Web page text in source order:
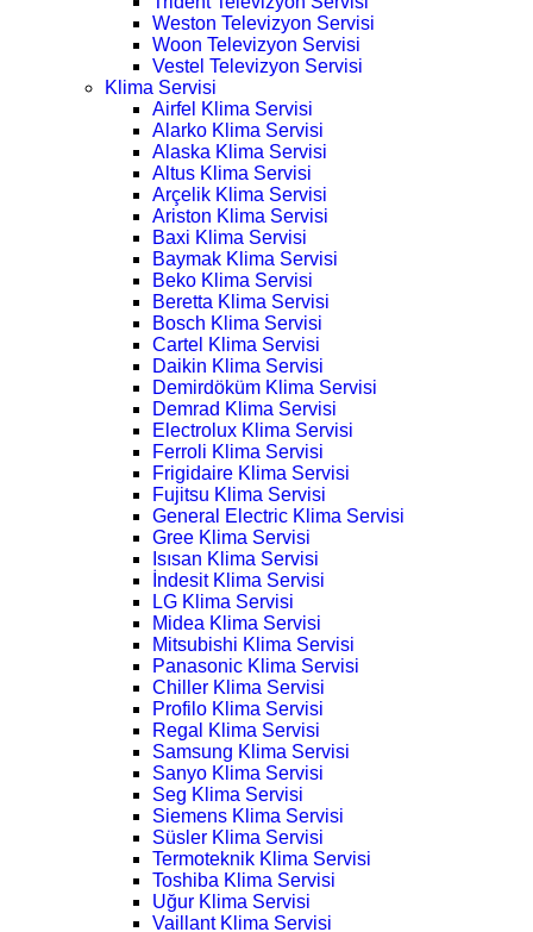
Weston Televizyon Servisi
Woon Televizyon Servisi
Vestel Televizyon Servisi
Klima Servisi
Airfel Klima Servisi
Alarko Klima Servisi
Alaska Klima Servisi
Altus Klima Servisi
Arçelik Klima Servisi
Ariston Klima Servisi
Baxi Klima Servisi
Baymak Klima Servisi
Beko Klima Servisi
Beretta Klima Servisi
Bosch Klima Servisi
Cartel Klima Servisi
Daikin Klima Servisi
Demirdöküm Klima Servisi
Demrad Klima Servisi
Electrolux Klima Servisi
Ferroli Klima Servisi
Frigidaire Klima Servisi
Fujitsu Klima Servisi
General Electric Klima Servisi
Gree Klima Servisi
Isısan Klima Servisi
İndesit Klima Servisi
LG Klima Servisi
Midea Klima Servisi
Mitsubishi Klima Servisi
Panasonic Klima Servisi
Chiller Klima Servisi
Profilo Klima Servisi
Regal Klima Servisi
Samsung Klima Servisi
Sanyo Klima Servisi
Seg Klima Servisi
Siemens Klima Servisi
Süsler Klima Servisi
Termoteknik Klima Servisi
Toshiba Klima Servisi
Uğur Klima Servisi
Vaillant Klima Servisi